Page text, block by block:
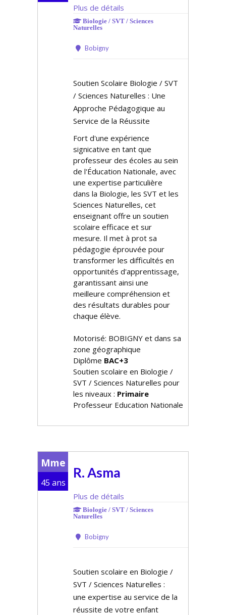
Plus de détails
Biologie / SVT / Sciences
Naturelles
Bobigny
Soutien Scolaire Biologie / SVT
/ Sciences Naturelles : Une
Approche Pédagogique au
Service de la Réussite
Fort d'une expérience
significative en tant que
professeur des écoles au sein
de l'Éducation Nationale, avec
une expertise particulière
dans la Biologie, les SVT et les
Sciences Naturelles, cet
enseignant offre un soutien
scolaire efficace et sur
mesure. Il met à profit sa
pédagogie éprouvée pour
transformer les difficultés en
opportunités d'apprentissage,
garantissant ainsi une
meilleure compréhension et
des résultats durables pour
chaque élève.
Motorisé: BOBIGNY et dans sa
zone géographique
Diplôme BAC+3
Soutien scolaire en Biologie /
SVT / Sciences Naturelles pour
les niveaux : Primaire
Professeur Education Nationale
Mme
45 ans
R. Asma
Plus de détails
Biologie / SVT / Sciences
Naturelles
Bobigny
Soutien scolaire en Biologie /
SVT / Sciences Naturelles :
une expertise au service de la
réussite de votre enfant